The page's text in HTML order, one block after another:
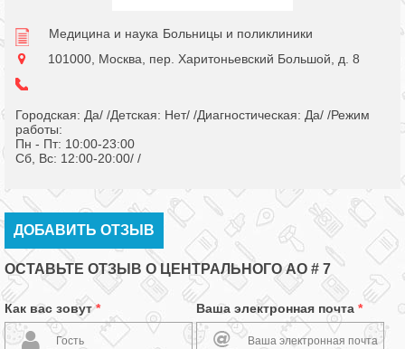
Медицина и наука Больницы и поликлиники
101000, Москва, пер. Харитоньевский Большой, д. 8
Городская: Да/ /Детская: Нет/ /Диагностическая: Да/ /Режим
работы:
Пн - Пт: 10:00-23:00
Сб, Вс: 12:00-20:00/ /
ДОБАВИТЬ ОТЗЫВ
ОСТАВЬТЕ ОТЗЫВ О ЦЕНТРАЛЬНОГО АО # 7
Как вас зовут* Ваша электронная почта *